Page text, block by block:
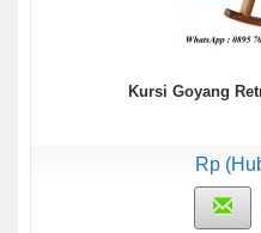
Kursi Goyang
Rp